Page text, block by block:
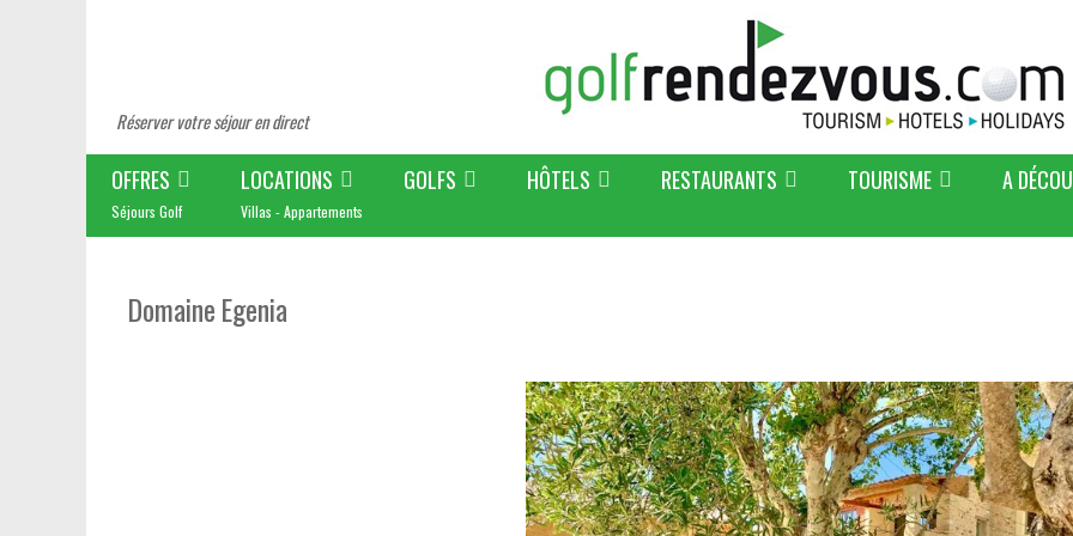
Réserver votre séjour en direct
OFFRES
Séjours Golf
LOCATIONS
Villas - Appartements
GOLFS HÔTELS RESTAURANTS TOURISME A
Domaine Egenia